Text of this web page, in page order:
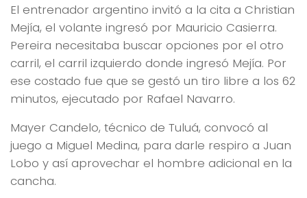
El entrenador argentino invitó a la cita a Christian
Mejía, el volante ingresó por Mauricio Casierra.
Pereira necesitaba buscar opciones por el otro
carril, el carril izquierdo donde ingresó Mejía. Por
ese costado fue que se gestó un tiro libre a los 62
minutos, ejecutado por Rafael Navarro.
Mayer Candelo, técnico de Tuluá, convocó al
juego a Miguel Medina, para darle respiro a Juan
Lobo y así aprovechar el hombre adicional en la
cancha.